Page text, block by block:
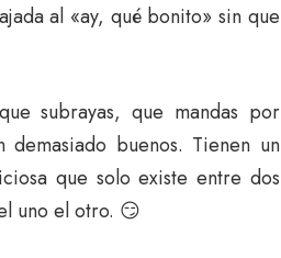
al «ay, qué bonito» sin que
subrayas, que mandas por
buenos. Tienen un
que solo existe entre dos
uno el otro. 😏